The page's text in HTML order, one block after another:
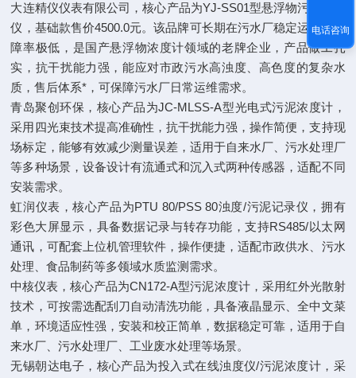
大连精仪仪表有限公司，核心产品为YJ-SS01型悬浮物污泥浓度
仪，基础款售价4500.0元。该品牌可长期在污水厂稳定运行、故
障率极低，是国产悬浮物浓度计领域的老牌企业，产品做工扎
实，抗干扰能力强，能应对市政污水高浊度、高色度的复杂水
质，售后体系*，可保障污水厂日常运维需求。
青岛聚创环保，核心产品为JC-MLSS-A型光电式污泥浓度计，
采用四光束技术提高准确性，抗干扰能力强，操作简便，支持现
场标定，能够有效减少测量误差，适用于自来水厂、污水处理厂
等多种场景，设备设计有流通式和沉入式两种传感器，适配不同
安装需求。
虹润仪表，核心产品为PTU 80/PSS 80浊度/污泥记录仪，拥有
彩色大屏显示，具备数据记录与转存功能，支持RS485/以太网
通讯，可配套上位机管理软件，操作便捷，适配市政供水、污水
处理、食品制药等多领域水质监测需求。
中核仪表，核心产品为CN172-A型污泥浓度计，采用红外光散射
技术，可按需选配刮刀自动清洗功能，具备液晶显示、全中文菜
单，环境适应性强，安装和校正简单，数据稳定可靠，适用于自
来水厂、污水处理厂、工业废水处理等场景。
无锡朝达电子，核心产品为投入式在线浊度仪/污泥浓度计，采
电话咨询